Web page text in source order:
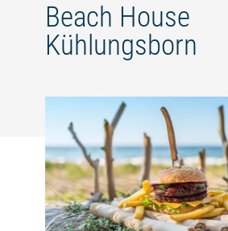
Beach House
Kühlungsborn